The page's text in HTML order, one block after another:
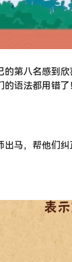
的第八名感到
语法都用错了
出马，帮他们